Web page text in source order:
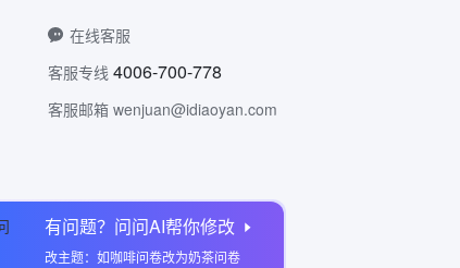
有问题？问问AI帮你修改
改主题：如咖啡问卷改为奶茶问卷
在线客服
客服专线 4006-700-778
客服邮箱 wenjuan@idiaoyan.com
问卷网公众号